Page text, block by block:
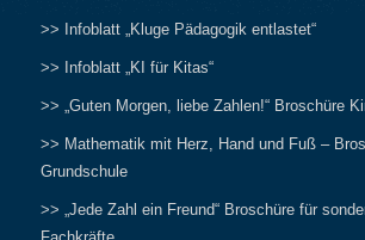
>> Infoblatt „Kluge Pädagogik entlastet“
>> Infoblatt „KI für Kitas“
>> „Guten Morgen, liebe Zahlen!“ Broschüre
>> Mathematik mit Herz, Hand und Fuß –
Grundschule
>> „Jede Zahl ein Freund“ Broschüre für